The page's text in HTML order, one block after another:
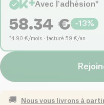
Avec l'adhésion*
58.34 € -13%
*4.90 €/mois · facturé 59 €/an
🚚 Nous vous livrons à